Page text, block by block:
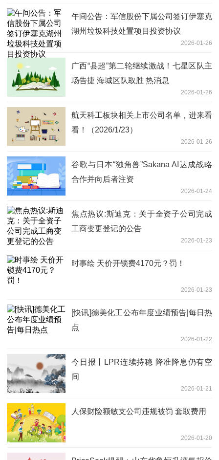
午间公告：军信股份下属公司签订伊塞克
湖州垃圾科技处置项目投资协议
2026-01-26
广西“县超”第二轮继续激战！七星区队主
场告捷 海城区队取胜 热消息
2026-01-26
航天科工板块相关上市公司名单，进来看
看！（2026/1/23）
2026-01-26
谷歌与日本“独角兽”Sakana AI达成战略
合作并向后者注资
2026-01-24
焦点热议:斯迪克：关于全资子公司完成
工商变更登记的公告
2026-01-23
时事绘 天价开锁费4170元？罚！
2026-01-23
[快讯]德美化工公布年度业绩预告|每日热
点
2026-01-22
今日报丨LPR连续持稳 降准降息仍有空
间
2026-01-21
人保财险额敏支公司违规被罚 套取费用
2026-01-20